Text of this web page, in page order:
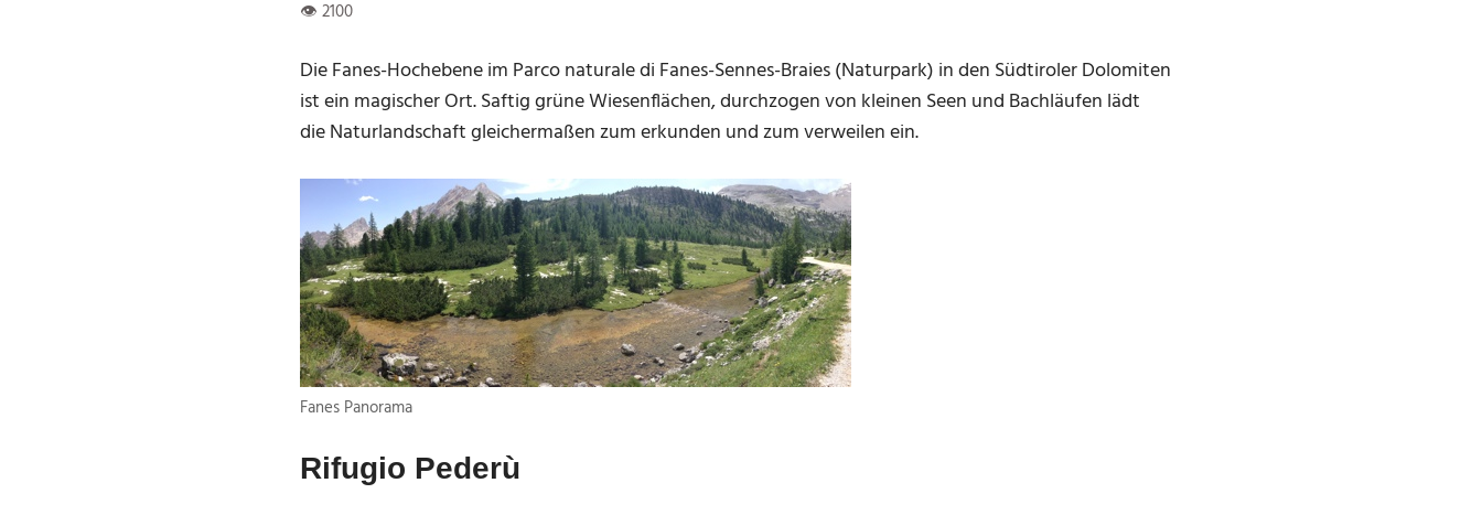
Die Fanes-Hochebene im Parco naturale di Fanes-Sennes-Braies (Naturpark) in den Südtiroler Dolomiten
ist ein magischer Ort. Saftig grüne Wiesenflächen, durchzogen von kleinen Seen und Bachläufen lädt
die Naturlandschaft gleichermaßen zum erkunden und zum verweilen ein.
Fanes Panorama
Rifugio Pederù